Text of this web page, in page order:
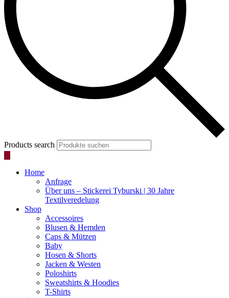
Products search
Home
Anfrage
Über uns – Stickerei Tyburski | 30 Jahre
Textilveredelung
Shop
Accessoires
Blusen & Hemden
Caps & Mützen
Baby
Hosen & Shorts
Jacken & Westen
Poloshirts
Sweatshirts & Hoodies
T-Shirts